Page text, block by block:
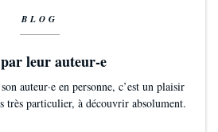
BLOG
leur auteur-e
auteur·e en personne, c’est un plaisir
très particulier, à découvrir absolument.